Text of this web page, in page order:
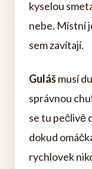
kyselou
nebe. Místní
sem zavítají.
Gulášmusí
správnou
se tu pečlivě
dokud
rychlovek